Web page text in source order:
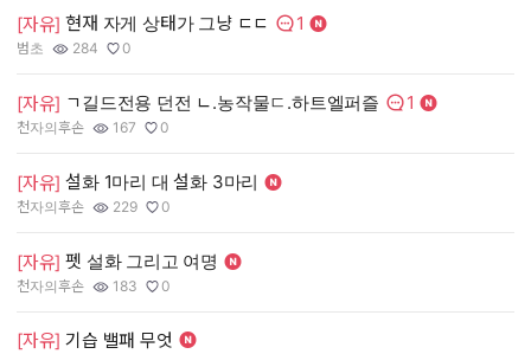
[자유] 현재 자게 상태가 그냥 ㄷㄷ 댓글수:
1
작성자:
범초
조회수:
284
추천수:
0
[자유] ㄱ길드전용 던전 ㄴ.농작물ㄷ.하트엘퍼즐 댓글수:
1
작성자:
천자의후손
조회수:
167
추천수:
0
[자유] 설화 1마리 대 설화 3마리
작성자:
천자의후손
조회수:
229
추천수:
0
[자유] 펫 설화 그리고 여명
작성자:
천자의후손
조회수:
183
추천수:
0
[자유] 기습 밸패 무엇